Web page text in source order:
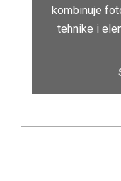
kombinuje
tehnike i